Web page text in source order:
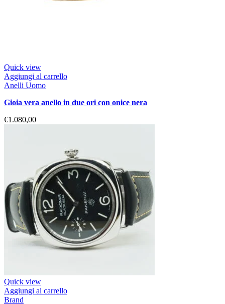
Quick view
Aggiungi al carrello
Anelli Uomo
gioia vera anello in due ori con onice nera
€1.080,00
Quick view
Aggiungi al carrello
Brand